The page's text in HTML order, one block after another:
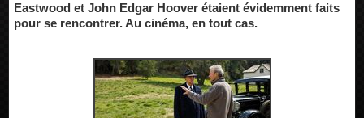
Eastwood et John Edgar Hoover étaient évidemment faits
pour se rencontrer. Au cinéma, en tout cas.